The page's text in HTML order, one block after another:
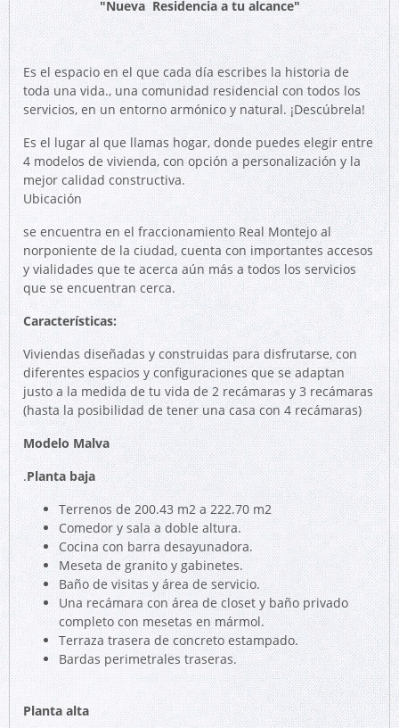
"Nueva Residencia a tu alcance"
Es el espacio en el que cada día escribes la historia de
toda una vida., una comunidad residencial con todos los
servicios, en un entorno armónico y natural. ¡Descúbrela!
Es el lugar al que llamas hogar, donde puedes elegir entre
4 modelos de vivienda, con opción a personalización y la
mejor calidad constructiva.
Ubicación
se encuentra en el fraccionamiento Real Montejo al
norponiente de la ciudad, cuenta con importantes accesos
y vialidades que te acerca aún más a todos los servicios
que se encuentran cerca.
Características:
Viviendas diseñadas y construidas para disfrutarse, con
diferentes espacios y configuraciones que se adaptan
justo a la medida de tu vida de 2 recámaras y 3 recámaras
(hasta la posibilidad de tener una casa con 4 recámaras)
Modelo Malva
.Planta baja
Terrenos de 200.43 m2 a 222.70 m2
Comedor y sala a doble altura.
Cocina con barra desayunadora.
Meseta de granito y gabinetes.
Baño de visitas y área de servicio.
Una recámara con área de closet y baño privado
completo con mesetas en mármol.
Terraza trasera de concreto estampado.
Bardas perimetrales traseras.
Planta alta